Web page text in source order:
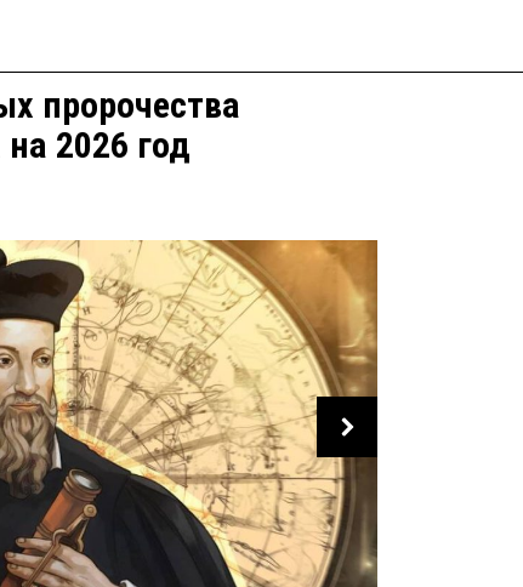
пророчества
2026 год